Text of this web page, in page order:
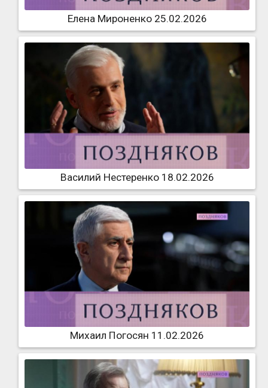
Елена Мироненко 25.02.2026
Василий Нестеренко 18.02.2026
Михаил Погосян 11.02.2026